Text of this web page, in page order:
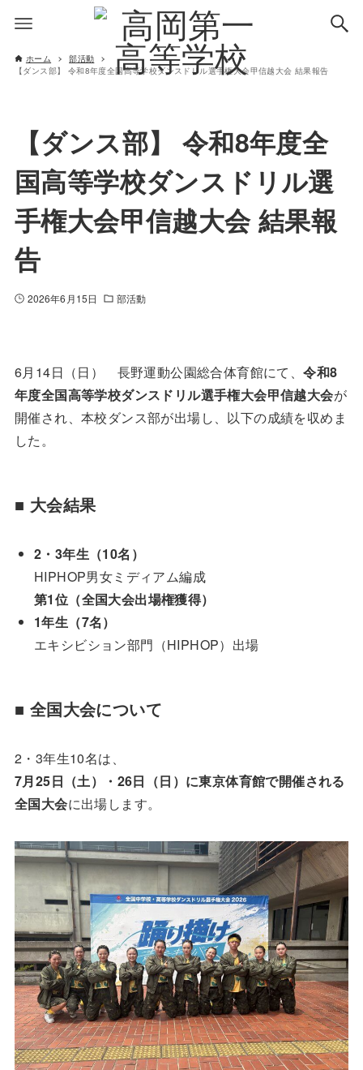
ホーム
部活動
【ダンス部】 令和8年度全国高等学校ダンスドリル選手権大会甲信越大会 結果報告
【ダンス部】 令和8年度全
国高等学校ダンスドリル選
手権大会甲信越大会 結果報
告
2026年6月15日 部活動
6月14日（日） 長野運動公園総合体育館にて、令和8
年度全国高等学校ダンスドリル選手権大会甲信越大会が
開催され、本校ダンス部が出場し、以下の成績を収めま
した。
■ 大会結果
2・3年生（10名）
HIPHOP男女ミディアム編成
第1位（全国大会出場権獲得）
1年生（7名）
エキシビション部門（HIPHOP）出場
■ 全国大会について
2・3年生10名は、
7月25日（土）・26日（日）に東京体育館で開催される
全国大会に出場します。